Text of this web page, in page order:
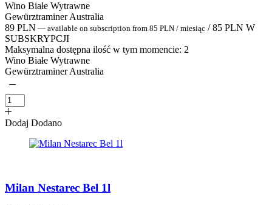
Wino Białe Wytrawne
Gewürztraminer Australia
89 PLN — available on subscription from 85 PLN / miesiąc / 85 PLN W
SUBSKRYPCJI
Maksymalna dostępna ilość w tym momencie: 2
Wino Białe Wytrawne
Gewürztraminer Australia
Dodaj Dodano
Milan Nestarec Bel 1l